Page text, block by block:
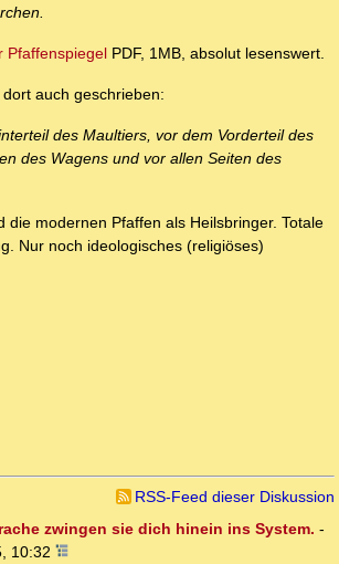
Pfaffenspiegel PDF, 1MB, absolut lesenswert.
auch geschrieben:
des Maultiers, vor dem Vorderteil des
des Wagens und vor allen Seiten des
die modernen Pfaffen als Heilsbringer. Totale
Nur noch ideologisches (religiöses)
RSS-Feed dieser Diskussion
zwingen sie dich hinein ins System. -
10:32